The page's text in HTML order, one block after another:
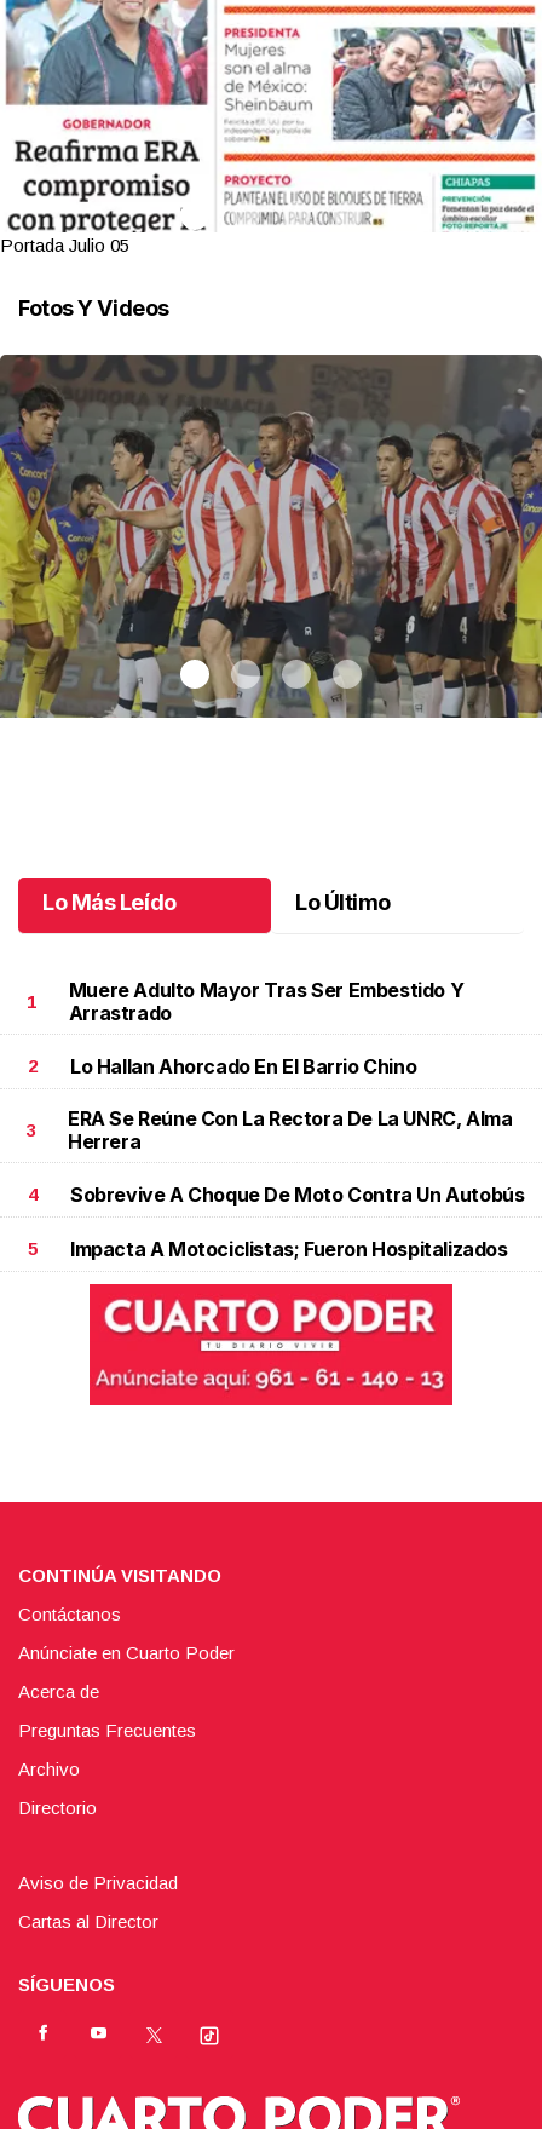
Portada Julio 05
Fotos Y Videos
Lo Más Leído Lo Último
1
Muere Adulto Mayor Tras Ser Embestido Y
Arrastrado
2 Lo Hallan Ahorcado En El Barrio Chino
3
ERA Se Reúne Con La Rectora De La UNRC, Alma
Herrera
4 Sobrevive A Choque De Moto Contra Un Autobús
5 Impacta A Motociclistas; Fueron Hospitalizados
CONTINÚA VISITANDO
Contáctanos
Anúnciate en Cuarto Poder
Acerca de
Preguntas Frecuentes
Archivo
Directorio
Aviso de Privacidad
Cartas al Director
SÍGUENOS